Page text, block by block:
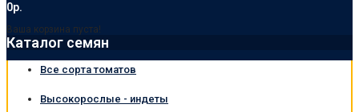
0р.
Ваша корзина пуста!
Каталог семян
Все сорта томатов
Высокорослые - индеты